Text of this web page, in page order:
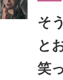
そ
と
笑